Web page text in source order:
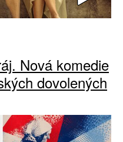
Nová komedie
dovolených